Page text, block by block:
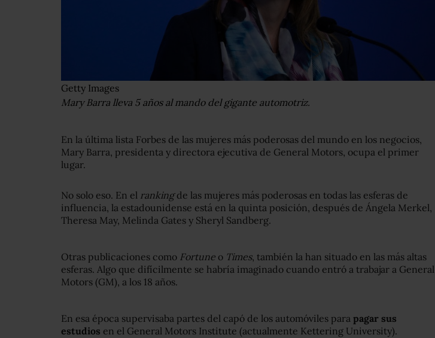
Getty Images
Mary Barra lleva 5 años al mando del gigante automotriz.
En la última lista Forbes de las mujeres más poderosas del mundo en los negocios,
Mary Barra, presidenta y directora ejecutiva de General Motors, ocupa el primer
lugar.
No solo eso. En el rankingde las mujeres más poderosas en todas las esferas de
influencia, la estadounidense está en la quinta posición, después de Ángela Merkel,
Theresa May, Melinda Gates y Sheryl Sandberg.
Otras publicaciones como Fortune o Times, también la han situado en las más altas
esferas. Algo que difícilmente se habría imaginado cuando entró a trabajar a General
Motors (GM), a los 18 años.
En esa época supervisaba partes del capó de los automóviles para pagar sus
estudios en el General Motors Institute (actualmente Kettering University).